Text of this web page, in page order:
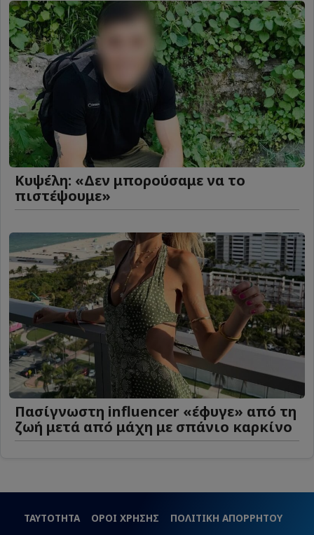
Κυψέλη: «Δεν μπορούσαμε να το
πιστέψουμε»
Πασίγνωστη influencer «έφυγε» από τη
ζωή μετά από μάχη με σπάνιο καρκίνο
ΤΑΥΤΟΤΗΤΑ ΟΡΟΙ ΧΡΗΣΗΣ ΠΟΛΙΤΙΚΗ ΑΠΟΡΡΗΤΟΥ